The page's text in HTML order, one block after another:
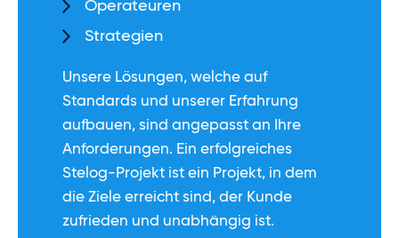
Operateuren
Strategien
Unsere Lösungen, welche auf
Standards und unserer Erfahrung
aufbauen, sind angepasst an Ihre
Anforderungen. Ein erfolgreiches
Stelog-Projekt ist ein Projekt, in dem
die Ziele erreicht sind, der Kunde
zufrieden und unabhängig ist.